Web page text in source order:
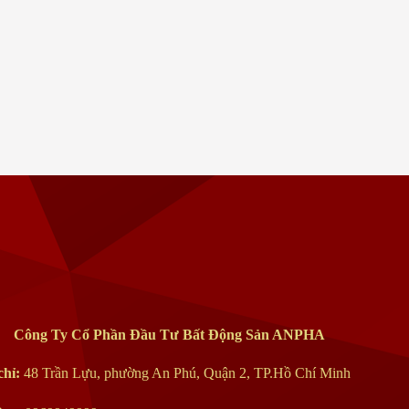
Novaland ký kết với tập đoàn lớn quyết tâm xây dựng
Công Ty Cổ Phần Đầu Tư Bất Động Sản ANPHA
48 Trần Lựu, phường An Phú,Quận 2,TP.Hồ Chí Minh